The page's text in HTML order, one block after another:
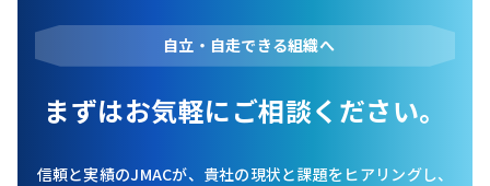
まずはお気軽にご相談ください。
自立・自走できる組織へ
信頼と実績のJMACが、貴社の現状と課題をヒアリングし、